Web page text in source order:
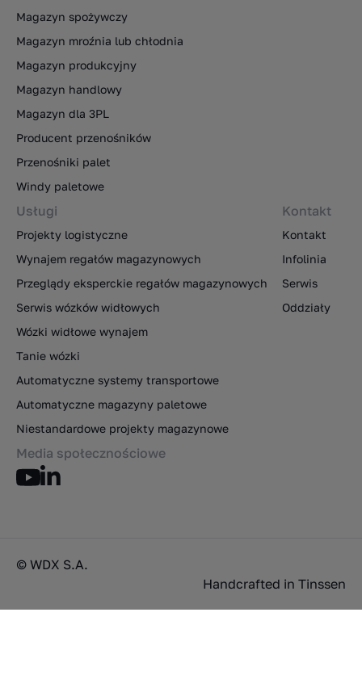
Magazyn spożywczy
Magazyn mroźnia lub chłodnia
Magazyn produkcyjny
Magazyn handlowy
Magazyn dla 3PL
Producent przenośników
Przenośniki palet
Windy paletowe
Usługi
Projekty logistyczne
Wynajem regałów magazynowych
Przeglądy eksperckie regałów magazynowych
Serwis wózków widłowych
Wózki widłowe wynajem
Tanie wózki
Automatyczne systemy transportowe
Automatyczne magazyny paletowe
Niestandardowe projekty magazynowe
Kontakt
Kontakt
Infolinia
Serwis
Oddziały
Media społecznościowe
© WDX S.A.
Handcrafted in Tinssen